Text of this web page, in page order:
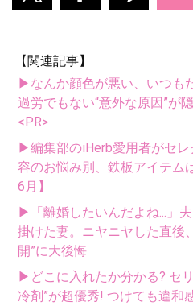
【関連記事】
▶なんか顔色が悪い、いつも
過労でもない“意外な原因”が
<PR>
▶編集部のiHerb愛用者がセレ
容のお悩み別、鉄板アイテム
6月】
▶「離婚したいんだよね...」
掛けた妻。ニヤニヤした直後
開”に大後悔
▶どこに入れたか分かる? セ
冷剤”が超優秀! つけても違和